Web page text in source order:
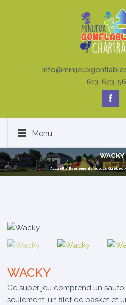
613-673-
Menu
WACKY
Accueil/Événements publics Québec
WACKY
Ce super jeu comprend un
seulement, un filet de basket et